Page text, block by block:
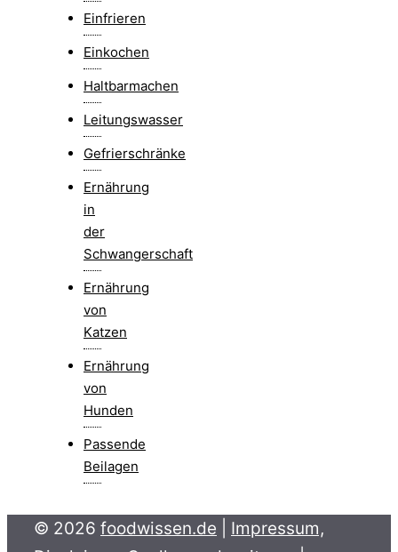
Einfrieren
Einkochen
Haltbarmachen
Leitungswasser
Gefrierschränke
Ernährung
in
der
Schwangerschaft
Ernährung
von
Katzen
Ernährung
von
Hunden
Passende
Beilagen
© 2026 foodwissen.de
Impressum,